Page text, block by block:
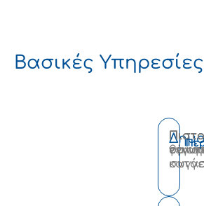
Βασικές Υπηρεσίες